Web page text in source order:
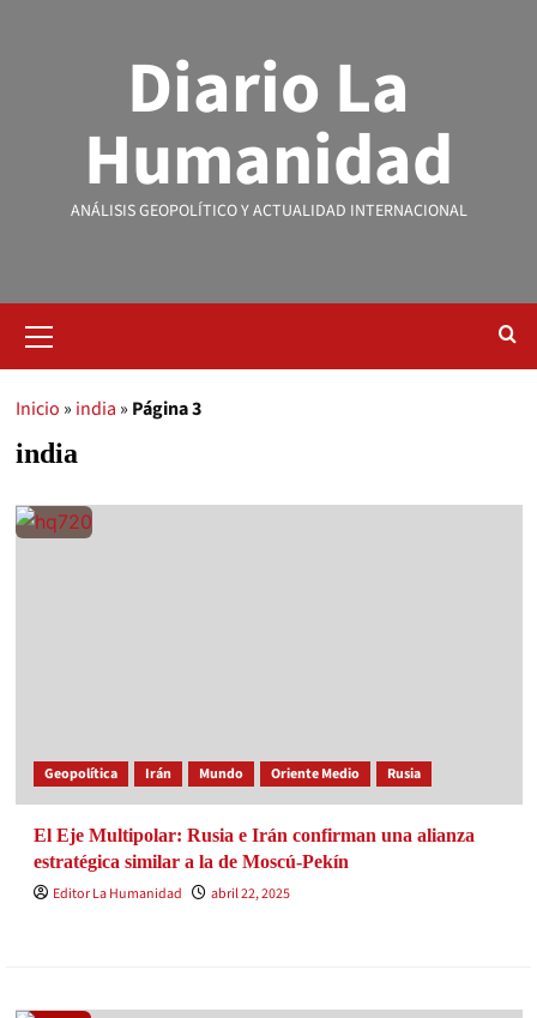
Diario La
Humanidad
ANÁLISIS GEOPOLÍTICO Y ACTUALIDAD INTERNACIONAL
Inicio » india » Página 3
india
Geopolítica Irán Mundo Oriente Medio Rusia
El Eje Multipolar: Rusia e Irán confirman una alianza
estratégica similar a la de Moscú-Pekín
Editor La Humanidad
abril 22, 2025